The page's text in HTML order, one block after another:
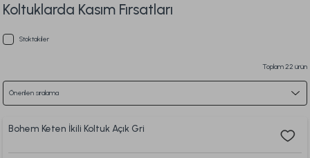
Koltuklarda Kasım Fırsatları
Stoktakiler
Toplam 22 ürün
Bohem Keten İkili Koltuk Açık Gri